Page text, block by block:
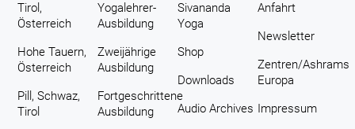
Tirol,
Österreich
Hohe Tauern,
Österreich
Pill, Schwaz,
Tirol
Yogalehrer-
Ausbildung
Zweijährige
Ausbildung
Fortgeschrittene
Ausbildung
Sivananda
Yoga
Shop
Downloads
Audio Archives
Anfahrt
Newsletter
Zentren/Ashrams
Europa
Impressum